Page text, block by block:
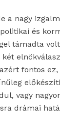
a nagy
és
támadta
fontos
vagy
drámai